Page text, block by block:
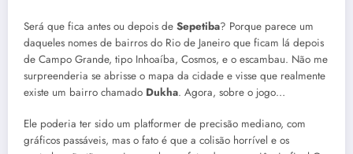
Será que fica antes ou depois de Sepetiba? Porque parece um
daqueles nomes de bairros do Rio de Janeiro que ficam lá depois
de Campo Grande, tipo Inhoaíba, Cosmos, e o escambau. Não me
surpreenderia se abrisse o mapa da cidade e visse que realmente
existe um bairro chamado Dukha. Agora, sobre o jogo…
Ele poderia ter sido um platformer de precisão mediano, com
gráficos passáveis, mas o fato é que a colisão horrível e os